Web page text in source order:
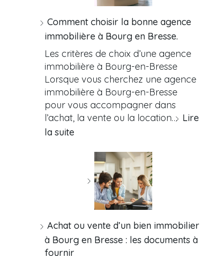
Comment choisir la bonne agence
immobilière à Bourg en Bresse.
Les critères de choix d’une agence
immobilière à Bourg-en-Bresse
Lorsque vous cherchez une agence
immobilière à Bourg-en-Bresse
pour vous accompagner dans
l’achat, la vente ou la location… Lire
la suite
Achat ou vente d’un bien immobilier
à Bourg en Bresse : les documents à
fournir